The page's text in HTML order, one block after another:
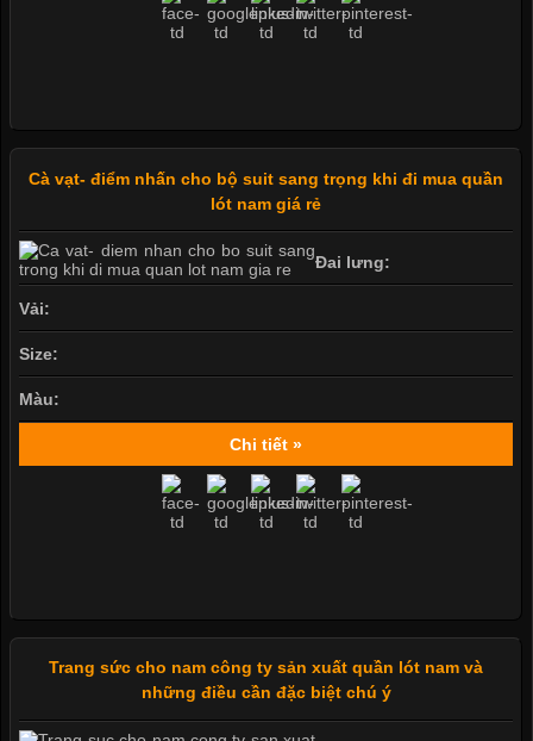
Cà vạt- điểm nhấn cho bộ suit sang trọng khi đi mua quần
lót nam giá rẻ
Đai lưng:
Vải:
Size:
Màu:
Chi tiết »
Trang sức cho nam công ty sản xuất quần lót nam và
những điều cần đặc biệt chú ý